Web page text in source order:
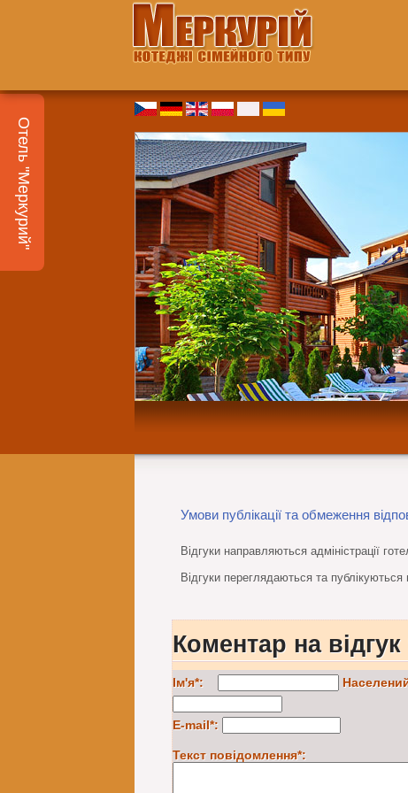
Отель "Меркурий"
Умови публікації та обмеження
Відгуки направляються адміністрації
Відгуки переглядаються та публікуються
Коментар на відгук
Ім'я*:
E-mail*:
Текст повідомлення*: